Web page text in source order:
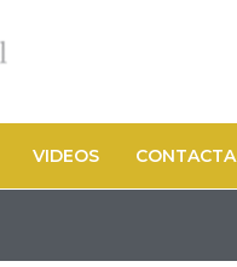
VIDEOS CONTACTA